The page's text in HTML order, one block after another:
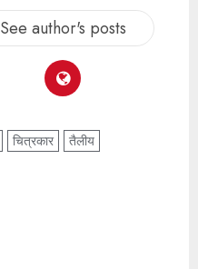
See author's posts
चित्रकार तैलीय